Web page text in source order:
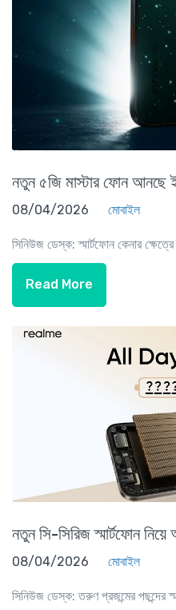
নতুন ৫জি মাস্টার ফোন আনছে
08/04/2026 মোবাইল
সিনিউজ ডেস্ক: স্মার্টফোন কেনার
Read More
নতুন সি-সিরিজ স্মার্টফোন
08/04/2026 মোবাইল
সিনিউজ ডেস্ক: তরুণ প্রজন্মের পছন্দের